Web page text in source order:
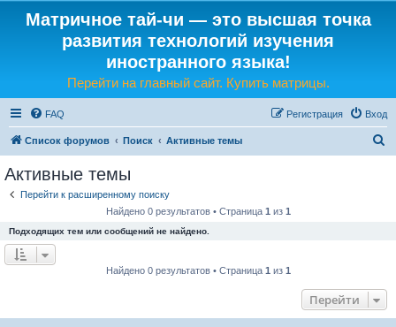
Матричное тай-чи — это высшая точка
развития технологий изучения
иностранного языка!
Перейти на главный сайт. Купить матрицы.
FAQ Вход
Регистрация
Список форумов Поиск Активные темы
Активные темы
Перейти к расширенному поиску
Найдено 0 результатов • Страница 1 из 1
Подходящих тем или сообщений не найдено.
Найдено 0 результатов • Страница 1 из 1
Перейти